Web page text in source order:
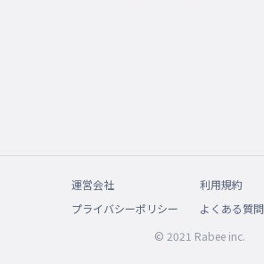
運営会社
利用規約
プライバシーポリシー
よくある質問
© 2021 Rabee inc.